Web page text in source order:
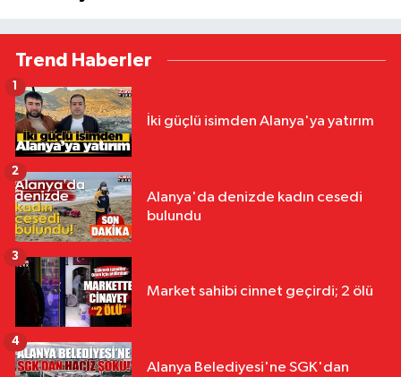
Trend Haberler
İki güçlü isimden Alanya'ya yatırım
1
Alanya'da denizde kadın cesedi
bulundu
2
Market sahibi cinnet geçirdi; 2 ölü
3
Alanya Belediyesi'ne SGK'dan
4